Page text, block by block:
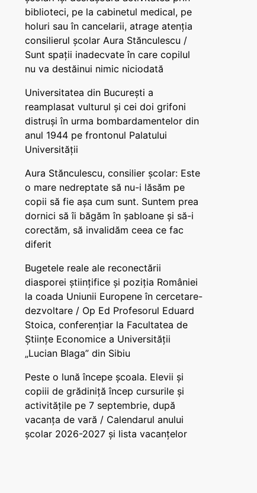
biblioteci, pe la cabinetul medical, pe
holuri sau în cancelarii, atrage atenția
consilierul școlar Aura Stănculescu /
Sunt spații inadecvate în care copilul
nu va destăinui nimic niciodată
Universitatea din București a
reamplasat vulturul și cei doi grifoni
distruși în urma bombardamentelor din
anul 1944 pe frontonul Palatului
Universității
Aura Stănculescu, consilier școlar: Este
o mare nedreptate să nu-i lăsăm pe
copii să fie așa cum sunt. Suntem prea
dornici să îi băgăm în șabloane și să-i
corectăm, să invalidăm ceea ce fac
diferit
Bugetele reale ale reconectării
diasporei științifice și poziția României
la coada Uniunii Europene în cercetare-
dezvoltare / Op Ed Profesorul Eduard
Stoica, conferențiar la Facultatea de
Științe Economice a Universității
„Lucian Blaga” din Sibiu
Peste o lună începe școala. Elevii și
copiii de grădiniță încep cursurile și
activitățile pe 7 septembrie, după
vacanța de vară / Calendarul anului
școlar 2026-2027 și lista vacanțelor